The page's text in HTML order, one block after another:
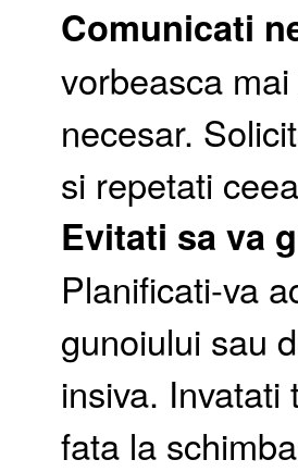
Comunicati
vorbeasca
necesar.
si repetati
Evitati sa va
Planificati-va
gunoiului sau
insiva.
fata la